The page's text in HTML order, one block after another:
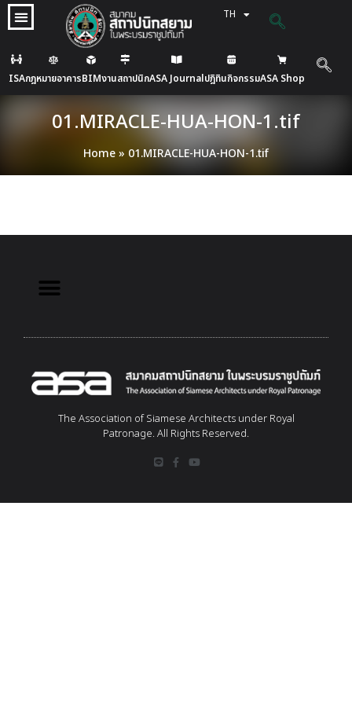
TH
EN
ISAกฎหมายอาคารBIMงานสถาปนิกASA JournalปฎิทินกิจกรรมASA Shop
01.MIRACLE-HUA-HON-1.tif
Home» 01.MIRACLE-HUA-HON-1.tif
The Association of Siamese Architects under Royal
Patronage. All Rights Reserved.